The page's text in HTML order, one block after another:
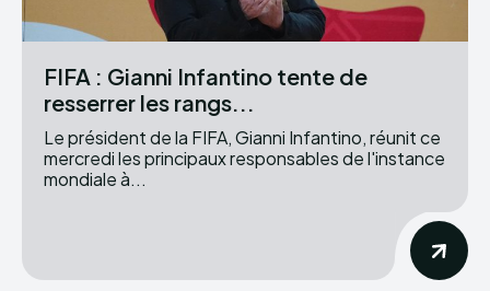
FIFA : Gianni Infantino tente de
resserrer les rangs...
Le président de la FIFA, Gianni Infantino, réunit ce
mercredi les principaux responsables de l'instance
mondiale à...